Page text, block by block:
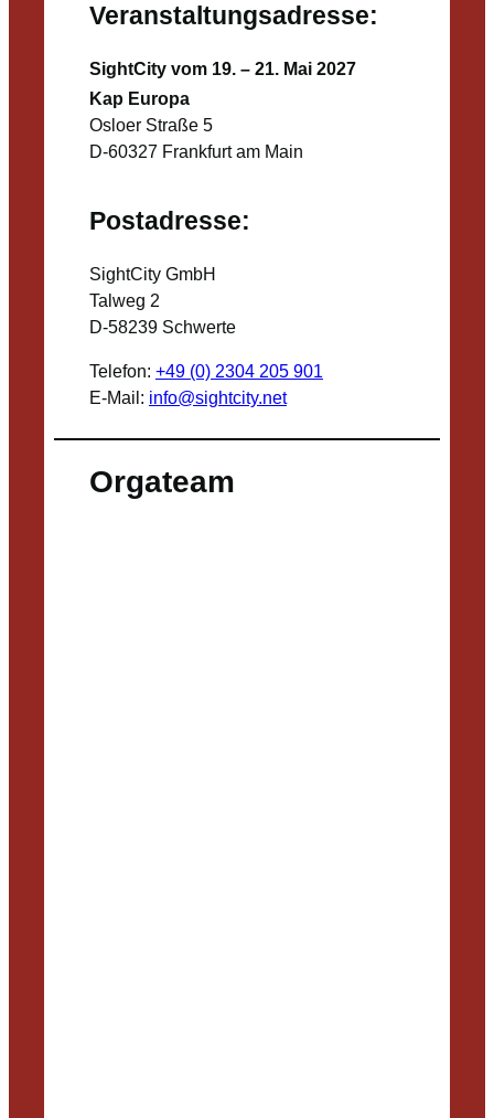
Veranstaltungsadresse:
SightCity vom 19. – 21. Mai 2027
Kap Europa
Osloer Straße 5
D-60327 Frankfurt am Main
Postadresse:
SightCity GmbH
Talweg 2
D-58239 Schwerte
Telefon: +49 (0) 2304 205 901
E-Mail: info@sightcity.net
Orgateam